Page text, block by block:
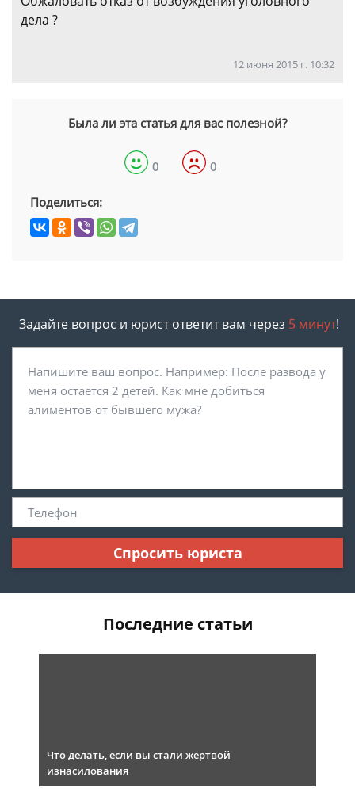
дела ?
12 июня 2015 г. 10:32
Была ли эта статья для вас полезной?
0 0
Поделиться:
Задайте вопрос и юрист ответит вам через 5 минут!
Спросить юриста
Последние статьи
Что делать, если вы стали жертвой
изнасилования